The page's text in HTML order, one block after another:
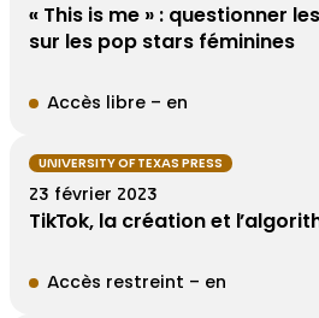
« This is me » : questionner
sur les pop stars féminines
Accès libre – en
UNIVERSITY OF TEXAS PRESS
23 février 2023
TikTok, la création et
Accès restreint – en